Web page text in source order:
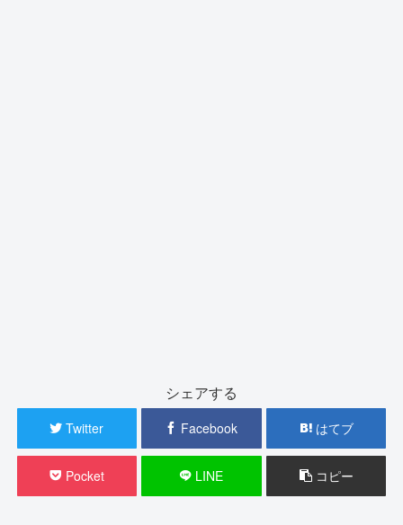
シェアする
Twitter Facebook はてブ
Pocket LINE コピー